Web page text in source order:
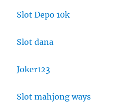
Slot Depo 10k
Slot dana
Joker123
Slot mahjong ways